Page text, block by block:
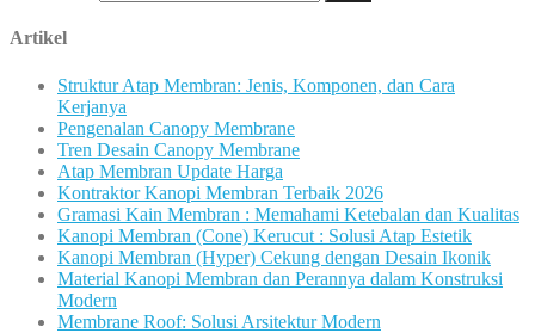
Artikel
Struktur Atap Membran: Jenis, Komponen, dan Cara
Kerjanya
Pengenalan Canopy Membrane
Tren Desain Canopy Membrane
Atap Membran Update Harga
Kontraktor Kanopi Membran Terbaik 2026
Gramasi Kain Membran : Memahami Ketebalan dan Kualitas
Kanopi Membran (Cone) Kerucut : Solusi Atap Estetik
Kanopi Membran (Hyper) Cekung dengan Desain Ikonik
Material Kanopi Membran dan Perannya dalam Konstruksi
Modern
Membrane Roof: Solusi Arsitektur Modern